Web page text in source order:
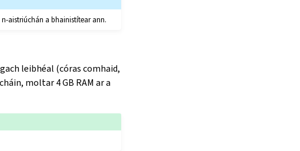
aistriúchán a bhainistítear ann.
leibhéal (córas comhaid,
moltar 4 GB RAM ar a